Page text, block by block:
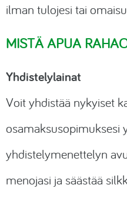
ilman tulojesi tai
MISTÄ APUA
Yhdistelylainat
Voit yhdistää nykyiset
osamaksusopimuksesi
yhdistelymenettelyn
menojasi ja säästää